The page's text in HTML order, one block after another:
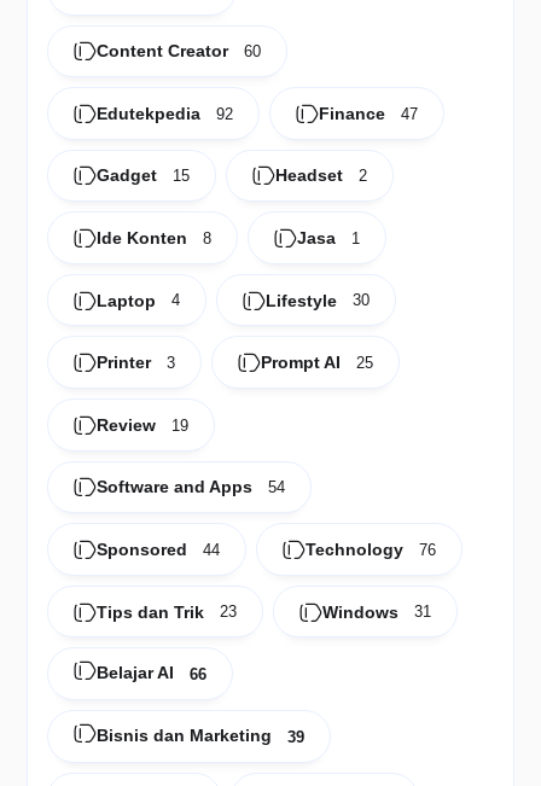
Content Creator 60
Edutekpedia 92 Finance 47
Gadget 15 Headset 2
Ide Konten 8 Jasa 1
Laptop 4 Lifestyle 30
Printer 3 Prompt AI 25
Review 19
Software and Apps 54
Sponsored 44 Technology 76
Tips dan Trik 23 Windows 31
Belajar AI 66
Bisnis dan Marketing 39